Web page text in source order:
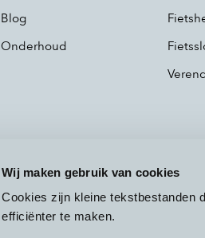
Wij maken gebruik van cookies
Cookies zijn kleine tekstbestanden
efficiënter te maken.
Blog
Onderhoud